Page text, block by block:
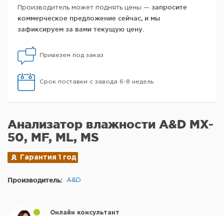
Производитель может поднять цены — запросите
коммерческое предложение сейчас, и мы
зафиксируем за вами текущую цену.
Привезем под заказ
Срок поставки с завода 6-8 недель
Анализатор влажности A&D MX-
50, MF, ML, MS
Гарантия 1 год
Производитель: A&D
Онлайн консультант